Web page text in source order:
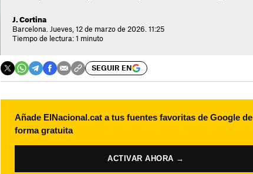
J. Cortina
Barcelona. Jueves, 12 de marzo de 2026. 11:25
Tiempo de lectura: 1 minuto
SEGUIR EN
Añade ElNacional.cat a tus fuentes favoritas de Google de
forma gratuita
ACTIVAR AHORA →